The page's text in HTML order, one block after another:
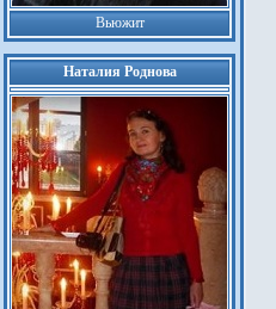
Вьюжит
Наталия Роднова